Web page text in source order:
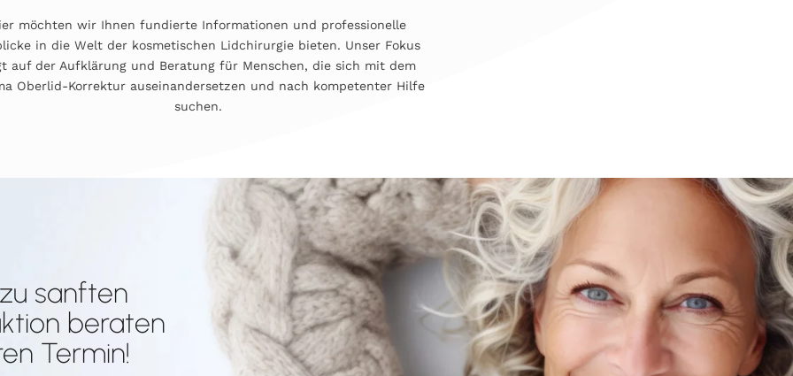
möchten wir Ihnen fundierte Informationen und professionelle
in die Welt der kosmetischen Lidchirurgie bieten. Unser Fokus
auf der Aufklärung und Beratung für Menschen, die sich mit dem
Oberlid-Korrektur auseinandersetzen und nach kompetenter Hilfe
suchen.
sanften
beraten
Termin!